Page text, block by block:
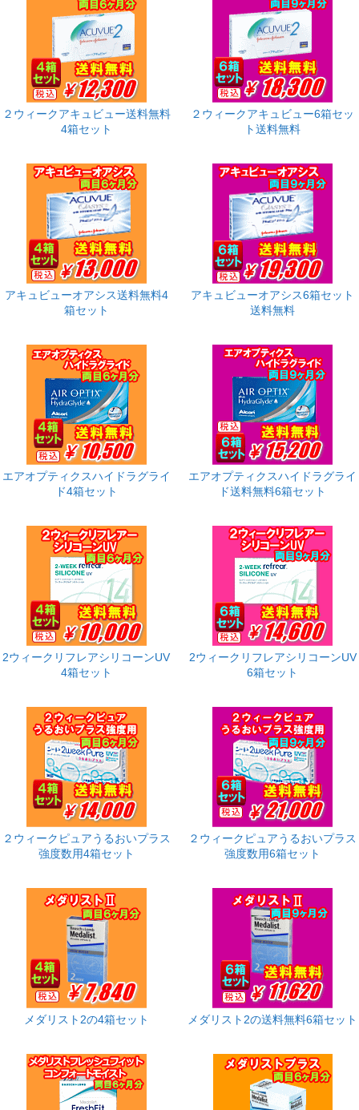
２ウィークアキュビュー送料無料
4箱セット
２ウィークアキュビュー6箱セッ
ト送料無料
アキュビューオアシス送料無料4
箱セット
アキュビューオアシス6箱セット
送料無料
エアオプティクスハイドラグライ
ド4箱セット
エアオプティクスハイドラグライ
ド送料無料6箱セット
2ウィークリフレアシリコーンUV
4箱セット
2ウィークリフレアシリコーンUV
6箱セット
２ウィークピュアうるおいプラス
強度数用4箱セット
２ウィークピュアうるおいプラス
強度数用6箱セット
メダリスト2の4箱セット メダリスト2の送料無料6箱セット